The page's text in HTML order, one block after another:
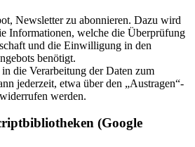
Newsletter zu abonnieren. Dazu wird
Informationen, welche die Überprüfung
und die Einwilligung in den
benötigt.
die Verarbeitung der Daten zum
jederzeit, etwa über den „Austragen“-
werden.
(Google